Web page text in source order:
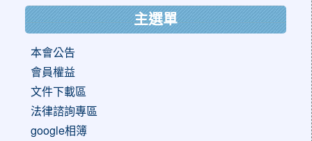
主選單
本會公告
會員權益
文件下載區
法律諮詢專區
google相簿